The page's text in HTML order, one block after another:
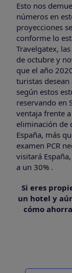
Esto nos
números en
proyecciones
conforme lo
Travelgatex,
de octubre y
que el año
turistas
según estos
reservando en
ventaja frente
eliminación de
España, más
examen PCR
visitará
a un 30% .
Si eres
un hotel y
cómo